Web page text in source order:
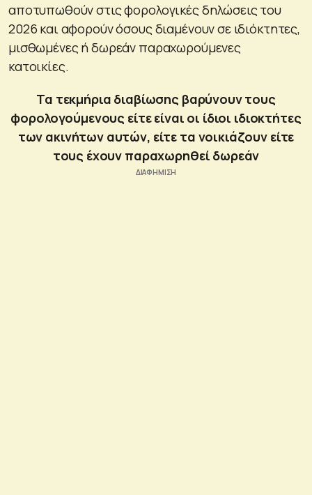
αποτυπωθούν στις φορολογικές δηλώσεις του
2026 και αφορούν όσους διαμένουν σε ιδιόκτητες,
μισθωμένες ή δωρεάν παραχωρούμενες
κατοικίες.
Τα τεκμήρια διαβίωσης βαρύνουν τους
φορολογούμενους είτε είναι οι ίδιοι ιδιοκτήτες
των ακινήτων αυτών, είτε τα νοικιάζουν είτε
τους έχουν παραχωρηθεί δωρεάν